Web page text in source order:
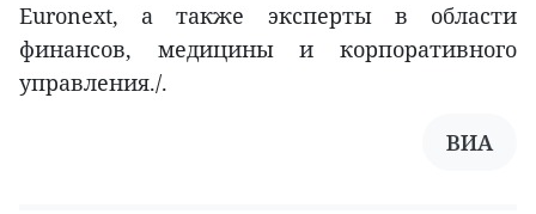
Euronext, а также эксперты в области
финансов, медицины и корпоративного
управления./.
ВИА